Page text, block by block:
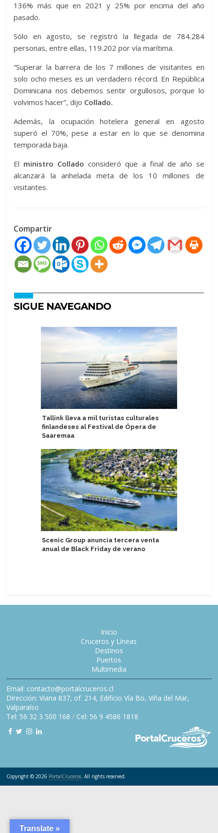
136% más que en 2021 y 25% por encima del año
pasado.
Sólo en agosto, se registró la llegada de 784.284
personas, entre ellas, 119.202 por vía marítima.
“Superar la barrera de los 7 millones de visitantes en
solo ocho meses es un verdadero récord. En República
Dominicana nos debemos sentir orgullosos, porque lo
volvimos hacer”, dijo Collado.
Además, la ocupación hotelera general en agosto
superó el 70%, pese a estar en lo que se denomina
temporada baja.
El ministro Collado consideró que a final de año se
alcanzará la anhelada meta de los 10 millones de
visitantes.
Compartir
SIGUE NAVEGANDO
Tallink lleva a mil turistas culturales
finlandeses al Festival de Ópera de
Saaremaa
Scenic Group anuncia tercera venta
anual de Black Friday de verano
Inicio
Cruceros y Líneas
Destinos
Puertos
Multimedia
Email: contacto@portalcruceros.cl
Dirección: Viana 837, of. 214, Edificio Vía Bo, Viña del Mar,
Valparaíso
Tel: 56 32 3 500 168 / Cel: 56 9 4586 1818
Copyright © 2026 PortalCruceros. All rights reserved.
Translate »